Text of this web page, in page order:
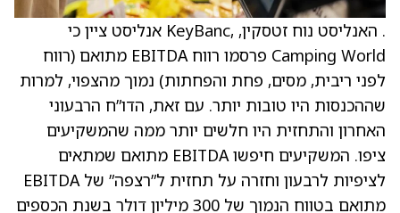
. האנליסט נוח זטסקין, ,KeyBanc אנליסט ציין כי
Camping World פרסמו רווח EBITDA מתואם (רווח
לפני ריבית, מסים, פחת והפחתות) נמוך מהצפוי, למרות
שההכנסות היו טובות יותר. עם זאת, הדו”ח הרבעוני
האחרון והתחזית היו חלשים יותר ממה שהמשקיעים
ציפו. המשקיעים חיפשו EBITDA מתואם שמתאים
לציפיות לרבעון וחזרה על תחזית ל”רצפה” של EBITDA
מתואם בטווח הנמוך של 300 מיליון דולר בשנת הכספים